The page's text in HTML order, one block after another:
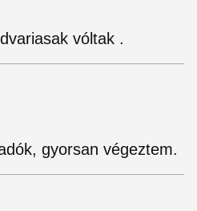
vóltak .
gyorsan végeztem.